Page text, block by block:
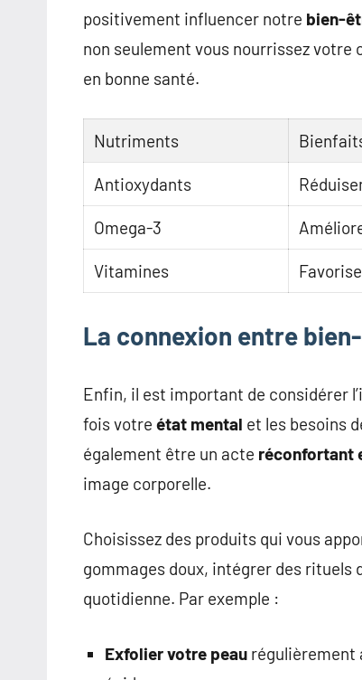
positivement influencer notre bien-
non seulement vous nourrissez votre
en bonne santé.
Nutriments
Antioxydants
Omega-3
Vitamines
La connexion entre
Enfin, il est important de considérer
fois votre état mental et les besoins
également être un acte réconfortant
image corporelle.
Choisissez des produits qui vous
gommages doux, intégrer des rituels
quotidienne. Par exemple :
Exfolier votre peau régulièrement